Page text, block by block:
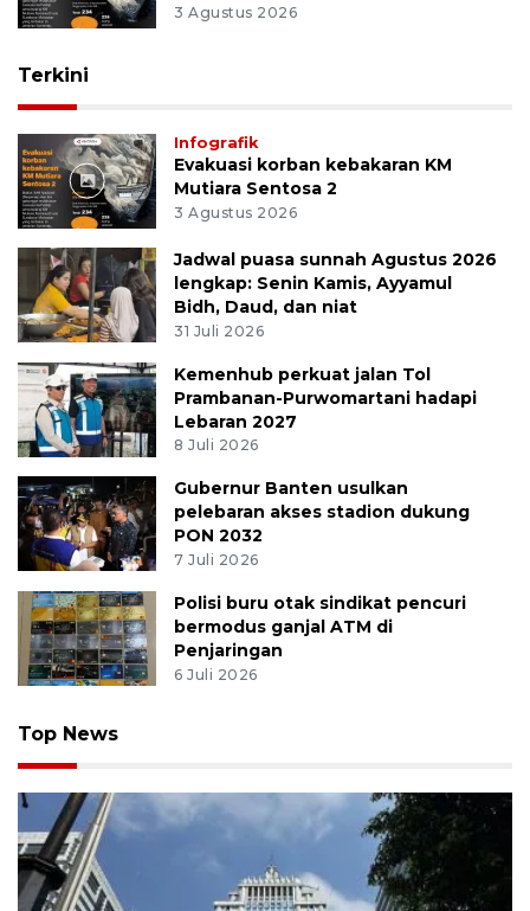
3 Agustus 2026
Terkini
Infografik
Evakuasi korban kebakaran KM
Mutiara Sentosa 2
3 Agustus 2026
Jadwal puasa sunnah Agustus 2026
lengkap: Senin Kamis, Ayyamul
Bidh, Daud, dan niat
31 Juli 2026
Kemenhub perkuat jalan Tol
Prambanan-Purwomartani hadapi
Lebaran 2027
8 Juli 2026
Gubernur Banten usulkan
pelebaran akses stadion dukung
PON 2032
7 Juli 2026
Polisi buru otak sindikat pencuri
bermodus ganjal ATM di
Penjaringan
6 Juli 2026
Top News